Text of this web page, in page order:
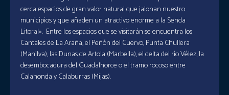
cerca espacios de gran valor natural que jalonan nuestro
municipios y que añaden un atractivo enorme a la Senda
Litoral». Entre los espacios que se visitarán se encuentra los
Cantales de La Araña, el Peñón del Cuervo, Punta Chullera
(Manilva), las Dunas de Artola (Marbella), el delta del río Vélez, la
desembocadura del Guadalhorce o el tramo rocoso entre
Calahonda y Calaburras (Mijas).